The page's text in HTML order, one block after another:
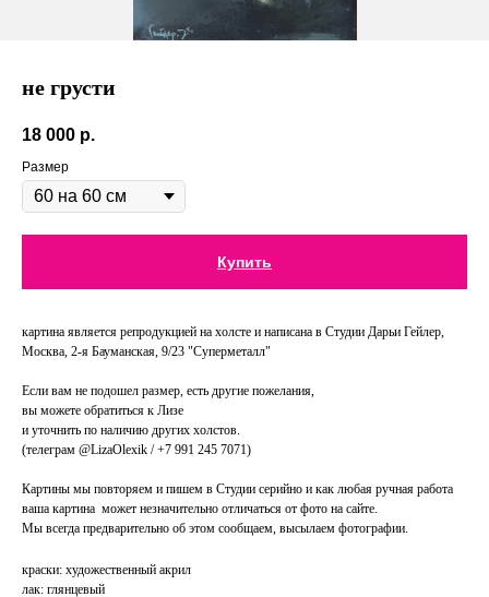
не грусти
18 000 р.
Размер
Купить
картина является репродукцией на холсте и написана в Студии Дарьи Гейлер,
Москва, 2-я Бауманская, 9/23 "Суперметалл"
Если вам не подошел размер, есть другие пожелания,
вы можете обратиться к Лизе
и уточнить по наличию других холстов.
(телеграм @LizaOlexik / +7 991 245 7071)
Картины мы повторяем и пишем в Студии серийно и как любая ручная работа
ваша картина может незначительно отличаться от фото на сайте.
Мы всегда предварительно об этом сообщаем, высылаем фотографии.
краски: художественный акрил
лак: глянцевый